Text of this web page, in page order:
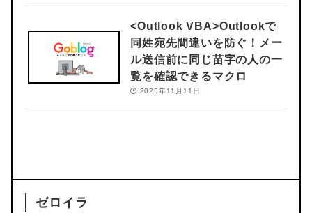
<Outlook VBA>Outlookで
同姓宛先間違いを防ぐ！メー
ル送信前に同じ苗字の人の一
覧を確認できるマクロ
2025年11月11日
ゼロイラ